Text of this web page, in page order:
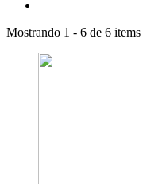
Mostrando 1 - 6 de 6 items